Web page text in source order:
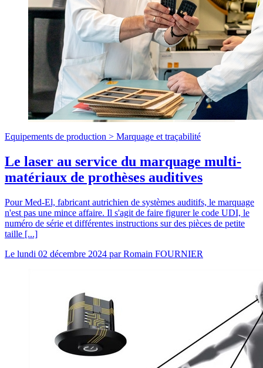
Equipements de production > Marquage et traçabilité
Le laser au service du marquage multi-
matériaux de prothèses auditives
Pour Med-El, fabricant autrichien de systèmes auditifs, le marquage
n'est pas une mince affaire. Il s'agit de faire figurer le code UDI, le
numéro de série et différentes instructions sur des pièces de petite
taille [...]
Le lundi 02 décembre 2024 parRomain FOURNIER